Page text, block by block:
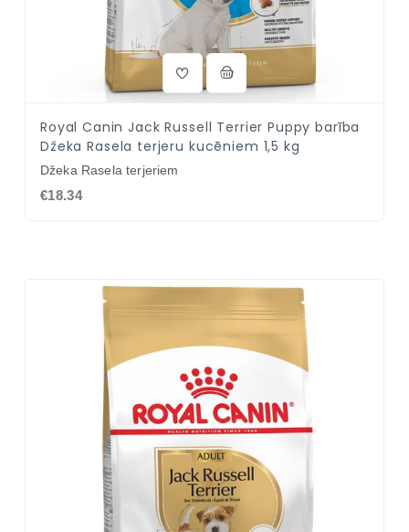
Royal Canin Jack Russell Terrier Puppy barība
Džeka Rasela terjeru kucēniem 1,5 kg
Džeka Rasela terjeriem
€18.34